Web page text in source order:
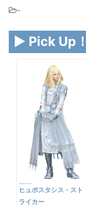
-
▶ Pick Up！
ヒュポスタシス・スト
ライカー